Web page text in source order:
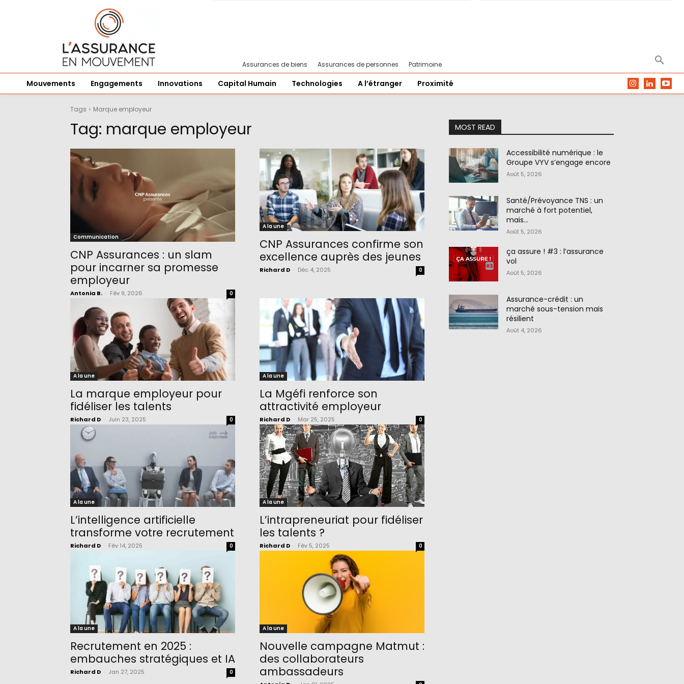
Assurances de biens Assurances de personnes Patrimoine
Mouvements Engagements Innovations Capital Humain Technologies A l’étranger Proximité
Tags Marque employeur
Tag: marque employeur
Communication
CNP Assurances : un slam
pour incarner sa promesse
employeur
Antonia B. Fév 9, 2026 0
A la une
CNP Assurances confirme son
excellence auprès des jeunes
Richard D Déc 4, 2025 0
A la une
La marque employeur pour
fidéliser les talents
Richard D Juin 23, 2025 0
A la une
La Mgéfi renforce son
attractivité employeur
Richard D Mar 25, 2025 0
A la une
L’intelligence artificielle
transforme votre recrutement
Richard D Fév 14, 2025 0
A la une
L’intrapreneuriat pour fidéliser
les talents ?
Richard D Fév 5, 2025 0
A la une
Recrutement en 2025 :
embauches stratégiques et IA
Richard D Jan 27, 2025 0
A la une
Nouvelle campagne Matmut :
des collaborateurs
ambassadeurs
MOST READ
Accessibilité numérique : le
Groupe VYV s’engage encore
Août 5, 2026
Santé/Prévoyance TNS : un
marché à fort potentiel,
mais…
Août 5, 2026
ça assure ! #3 : l’assurance
vol
Août 5, 2026
Assurance-crédit : un
marché sous-tension mais
résilient
Août 4, 2026